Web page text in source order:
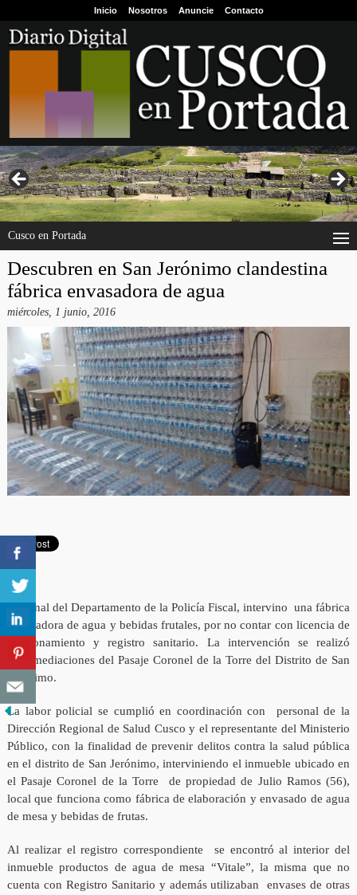
Inicio Nosotros Anuncie Contacto
Cusco en Portada
Descubren en San Jerónimo clandestina
fábrica envasadora de agua
miércoles, 1 junio, 2016
Personal del Departamento de la Policía Fiscal, intervino una fábrica
envasadora de agua y bebidas frutales, por no contar con licencia de
funcionamiento y registro sanitario. La intervención se realizó
en inmediaciones del Pasaje Coronel de la Torre del Distrito de San
Jerónimo.
La labor policial se cumplió en coordinación con personal de la
Dirección Regional de Salud Cusco y el representante del Ministerio
Público, con la finalidad de prevenir delitos contra la salud pública
en el distrito de San Jerónimo, interviniendo el inmueble ubicado en
el Pasaje Coronel de la Torre de propiedad de Julio Ramos (56),
local que funciona como fábrica de elaboración y envasado de agua
de mesa y bebidas de frutas.
Al realizar el registro correspondiente se encontró al interior del
inmueble productos de agua de mesa “Vitale”, la misma que no
cuenta con Registro Sanitario y además utilizaban envases de otras